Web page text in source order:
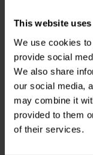
This website
We use cookies
provide social
We also share
our social media,
may combine it
provided to them
of their services.
2
klantbeoordelingen
Vergleichen
2 Auf Lager